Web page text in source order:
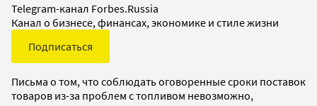
Telegram-канал Forbes.Russia
Канал о бизнесе, финансах, экономике и стиле жизни
Подписаться
Письма о том, что соблюдать оговоренные сроки поставок
товаров из-за проблем с топливом невозможно,